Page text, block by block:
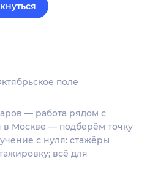
поле
— работа рядом с
в Москве — подберём точку
с нуля: стажёры
всё для